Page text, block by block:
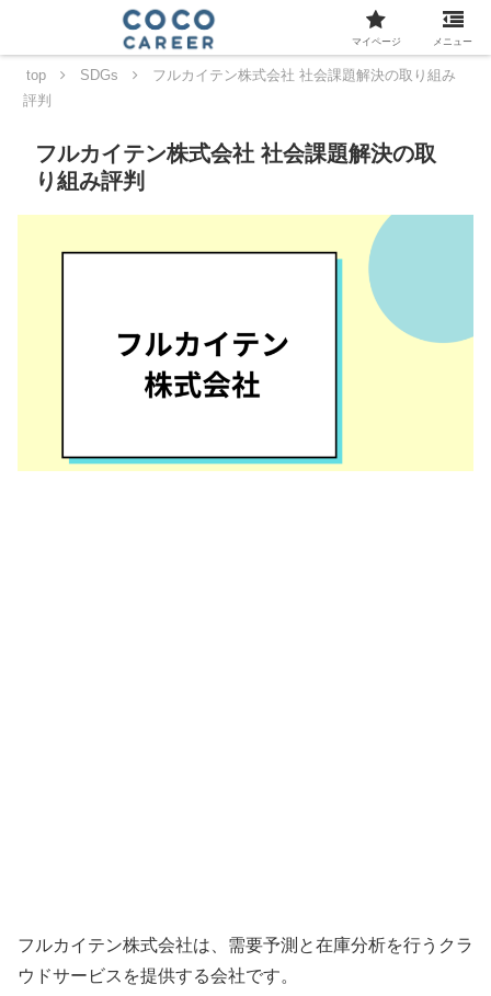
top SDGs
フルカイテン株式会社 社会課題解決の取り組み
評判
フルカイテン株式会社 社会課題解決の取
り組み評判
フルカイテン株式会社は、需要予測と在庫分析を行うクラ
ウドサービスを提供する会社です。
マイページ メニュー